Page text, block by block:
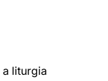
liturgia